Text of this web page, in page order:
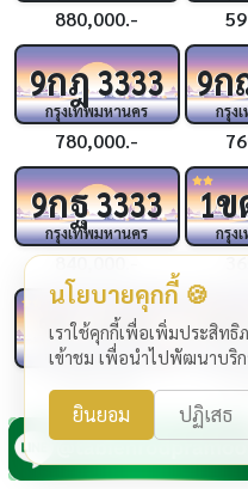
880,000.-
9กฎ3333
กรุงเทพมหานคร
780,000.-
9
กรุง
9กฐ3333
กรุงเทพมหานคร
840,000.-
1ข
กรุง
24
ชจ4444
กรุงเทพมหานคร
1,990,000.-
4ข
กรุง
25
3 กฉ4444
กรุงเทพมหานคร
2ก
กรุง
นโยบายคุกกี้ 🍪
เราใช้คุกกี้เพื่อเพิ่มประสิทธิ
เข้าชม เพื่อนำไปพัฒนาบริก
ยินยอม ปฏิเสธ